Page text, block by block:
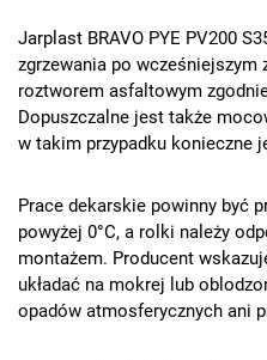
Jarplast BRAVO PYE PV200
zgrzewania po wcześniejszym
roztworem asfaltowym
Dopuszczalne jest także
w takim przypadku konieczne
Prace dekarskie powinny być
powyżej 0°C, a rolki należy
montażem. Producent
układać na mokrej lub
opadów atmosferycznych ani